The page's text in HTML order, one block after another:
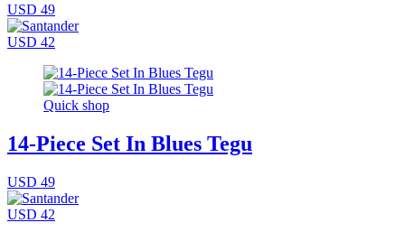
USD 49
USD 42
Quick shop
14-Piece Set In Blues Tegu
USD 49
USD 42